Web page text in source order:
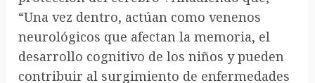
“Una vez dentro, actúan como venenos
neurológicos que afectan la memoria, el
desarrollo cognitivo de los niños y pueden
contribuir al surgimiento de enfermedades